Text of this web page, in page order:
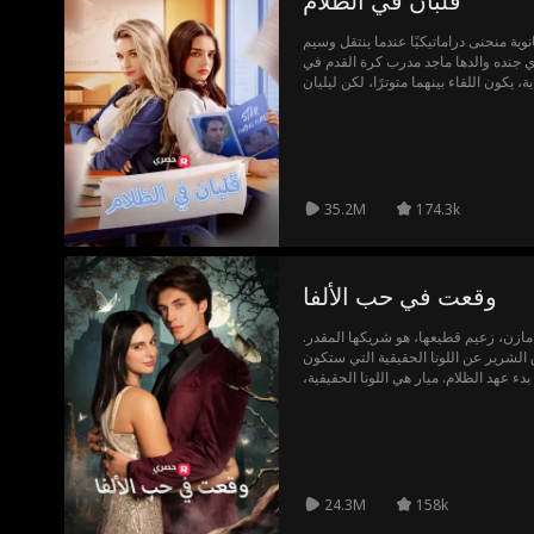
منحنى دراماتيكيًا عندما ينتقل وسيم
جنده والدها ماجد مدرب كرة القدم في
اللقاء بينهما متوترًا، لكن ليليان
حيث كسبت جهودها دعم واحترام
ووسيم كملك وملكة الحفل، وأخيرًا
35.2M 174.3k
وقعت في حب الألفا
زعيم قطيعها، هو شريكها المقدر.
الشرير عن اللونا الحقيقية التي ستكون
الظلام. ميار هي اللونا الحقيقية،
24.3M 158k